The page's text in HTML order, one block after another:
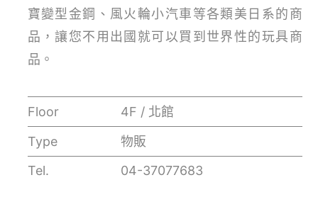
寶變型金鋼、風火輪小汽車等各類美日系的商
品，讓您不用出國就可以買到世界性的玩具商
品。
Floor
4F / 北館
Type
物販
Tel.
04-37077683